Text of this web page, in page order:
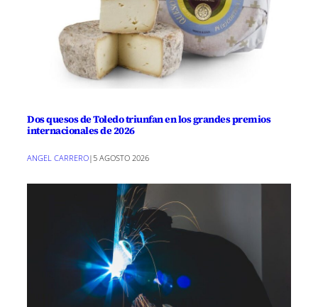
Dos quesos de Toledo triunfan en los grandes premios
internacionales de 2026
ANGEL CARRERO| 5 AGOSTO 2026